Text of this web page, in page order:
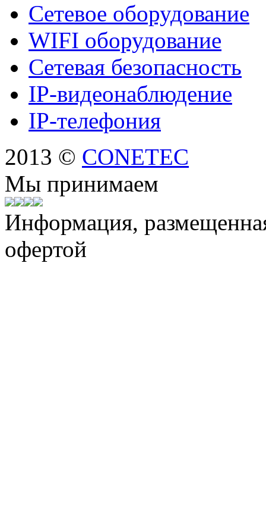
Сетевое оборудование
WIFI оборудование
Сетевая безопасность
IP-видеонаблюдение
IP-телефония
2013 © CONETEC
Мы принимаем
Информация,
офертой